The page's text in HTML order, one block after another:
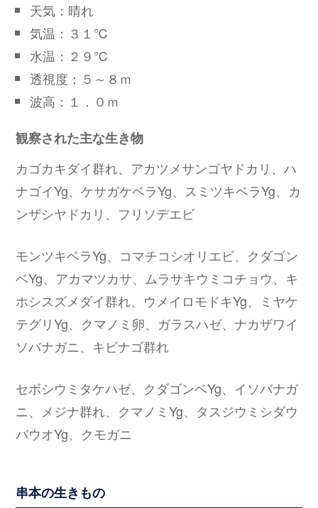
天気：晴れ
気温：３１℃
水温：２９℃
透視度：５～８ｍ
波高：１．０ｍ
観察された主な生き物
カゴカキダイ群れ、アカツメサンゴヤドカリ、ハ
ナゴイYg、ケサガケベラYg、スミツキベラYg、カ
ンザシヤドカリ、フリソデエビ
モンツキベラYg、コマチコシオリエビ、クダゴン
ベYg、アカマツカサ、ムラサキウミコチョウ、キ
ホシスズメダイ群れ、ウメイロモドキYg、ミヤケ
テグリYg、クマノミ卵、ガラスハゼ、ナカザワイ
ソバナガニ、キビナゴ群れ
セボシウミタケハゼ、クダゴンベYg、イソバナガ
ニ、メジナ群れ、クマノミYg、タスジウミシダウ
バウオYg、クモガニ
串本の生きもの